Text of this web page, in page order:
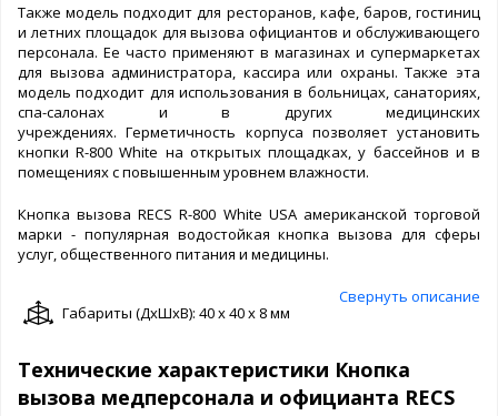
Также модель подходит для ресторанов, кафе, баров, гостиниц
и летних площадок для вызова официантов и обслуживающего
персонала. Ее часто применяют в магазинах и супермаркетах
для вызова администратора, кассира или охраны. Также эта
модель подходит для использования в больницах, санаториях,
спа-салонах и в других медицинских
учреждениях. Герметичность корпуса позволяет установить
кнопки R-800 White на открытых площадках, у бассейнов и в
помещениях с повышенным уровнем влажности.
Кнопка вызова RECS R-800 White USA американской торговой
марки - популярная водостойкая кнопка вызова для сферы
услуг, общественного питания и медицины.
Свернуть описание
Габариты (ДxШxВ): 40 x 40 x 8 мм
Технические характеристики Кнопка
вызова медперсонала и официанта RECS